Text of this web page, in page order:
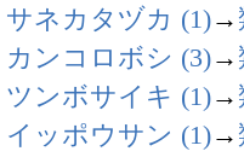
サネカタヅカ (1)→
カンコロボシ (3)→
ツンボサイキ (1)→
イッポウサン (1)→